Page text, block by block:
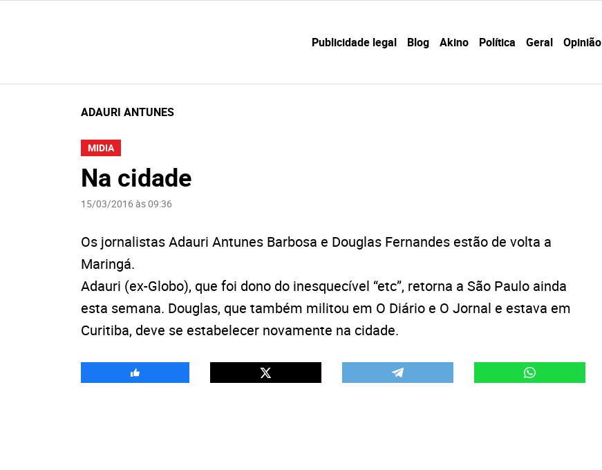
Publicidade legal Blog Akino Política Geral Opinião
ADAURI ANTUNES
MIDIA
Na cidade
15/03/2016 às 09:36
Os jornalistas Adauri Antunes Barbosa e Douglas Fernandes estão de volta a
Maringá.
Adauri (ex-Globo), que foi dono do inesquecível “etc”, retorna a São Paulo ainda
esta semana. Douglas, que também militou em O Diário e O Jornal e estava em
Curitiba, deve se estabelecer novamente na cidade.